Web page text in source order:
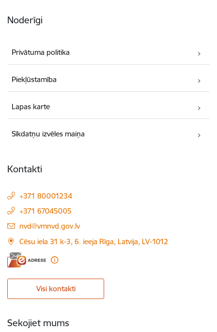
Noderīgi
Privātuma politika
Piekļūstamība
Lapas karte
Sīkdatņu izvēles maiņa
Kontakti
+371 80001234
+371 67045005
E-pasts:
nvd@vmnvd.gov.lv
Cēsu iela 31 k-3, 6. ieeja Rīga, Latvija, LV-1012
Visi kontakti
Sekojiet mums